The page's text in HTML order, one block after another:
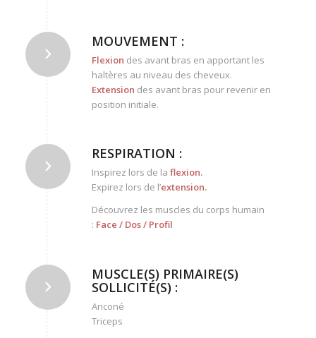
MOUVEMENT :
Flexion des avant bras en apportant les
haltères au niveau des cheveux.
Extension des avant bras pour revenir en
position initiale.
RESPIRATION :
Inspirez lors de la flexion.
Expirez lors de l’extension.
Découvrez les muscles du corps humain
: Face / Dos/ Profil
MUSCLE(S) PRIMAIRE(S)
SOLLICITÉ(S) :
Anconé
Triceps